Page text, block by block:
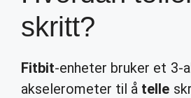
skritt?
Fitbit-enheter bruker et 3-
akselerometer til å telle